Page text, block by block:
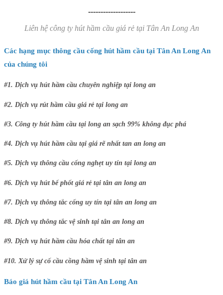
-------------------
Liên hệ công ty hút hầm cầu giá rẻ tại Tân An Long An
Các hạng mục thông cầu cống hút hầm cầu tại Tân An Long An
của chúng tôi
#1. Dịch vụ hút hầm cầu chuyên nghiệp tại long an
#2. Dịch vụ rút hầm cầu giá rẻ tại long an
#3. Công ty hút hầm cầu tại long an sạch 99% không đục phá
#4. Dịch vụ hút hầm cầu tại giá rẽ nhất tan an long an
#5. Dịch vụ thông cầu cống nghẹt uy tín tại long an
#6. Dịch vụ hút bể phốt giá rẻ tại tân an long an
#7. Dịch vụ thông tắc cống uy tín tại tân an long an
#8. Dịch vụ thông tắc vệ sinh tại tân an long an
#9. Dịch vụ hút hầm cầu hóa chất tại tân an
#10. Xử lý sự cố cầu cồng hầm vệ sinh tại tân an
Báo giá hút hầm cầu tại Tân An Long An